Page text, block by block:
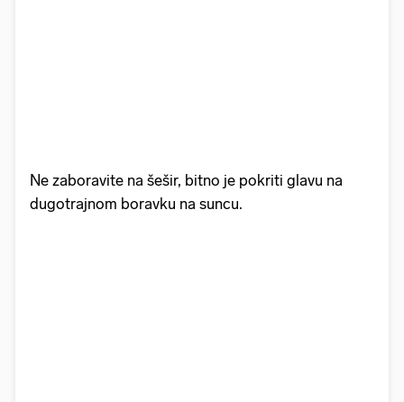
Ne zaboravite na šešir, bitno je pokriti glavu na
dugotrajnom boravku na suncu.